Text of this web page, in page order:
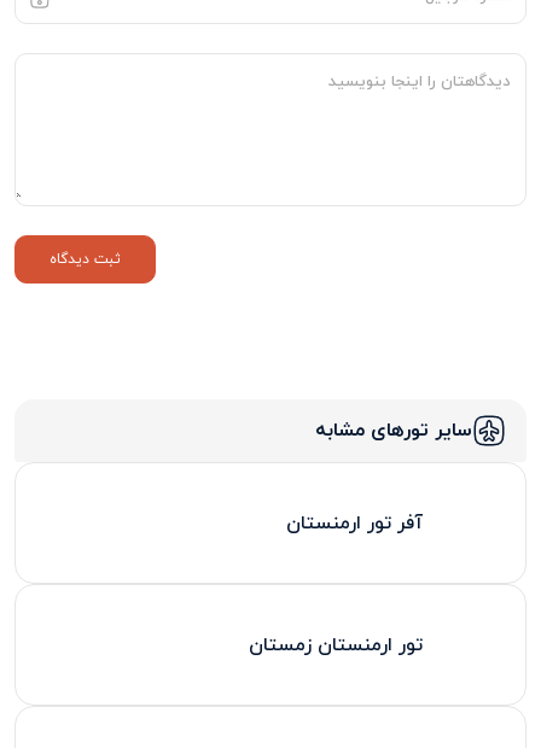
سایر تورهای مشابه
آفر تور ارمنستان
تور ارمنستان زمستان